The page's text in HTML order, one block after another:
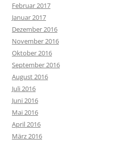
Februar 2017
Januar 2017
Dezember 2016
November 2016
Oktober 2016
September 2016
August 2016
Juli 2016
Juni 2016
Mai 2016
April 2016
März 2016